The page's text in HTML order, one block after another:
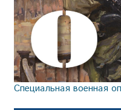
Специальная военная